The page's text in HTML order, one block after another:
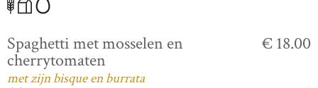
Spaghetti met mosselen en
cherrytomaten
met zijn bisque en burrata
€ 18.00